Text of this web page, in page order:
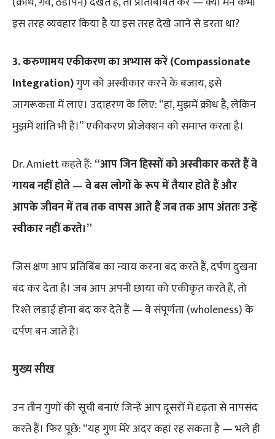
इस तरह व्यवहार किया है या इस तरह देखे जाने से डरता था?
3. करुणामय एकीकरण का अभ्यास करें (Compassionate
Integration)गुण को अस्वीकार करने के बजाय, इसे
जागरूकता में लाएं। उदाहरण के लिए: “हां, मुझमें क्रोध है, लेकिन
मुझमें शांति भी है।” एकीकरण प्रोजेक्शन को समाप्त करता है।
Dr. Amiett कहते हैं: “आप जिन हिस्सों को अस्वीकार करते हैं वे
गायब नहीं होते — वे बस लोगों के रूप में तैयार होते हैं और
आपके जीवन में तब तक वापस आते हैं जब तक आप अंततः उन्हें
स्वीकार नहीं करते।”
जिस क्षण आप प्रतिबिंब का न्याय करना बंद करते हैं, दर्पण दुखना
बंद कर देता है। जब आप अपनी छाया को एकीकृत करते हैं, तो
रिश्ते लड़ाई होना बंद कर देते हैं — वे संपूर्णता (wholeness) के
दर्पण बन जाते हैं।
मुख्य सीख
उन तीन गुणों की सूची बनाएं जिन्हें आप दूसरों में दृढ़ता से नापसंद
करते हैं। फिर पूछें: “यह गुण मेरे अंदर कहां रह सकता है — भले ही